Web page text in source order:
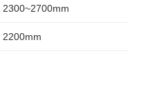
2300~2700mm
2200mm